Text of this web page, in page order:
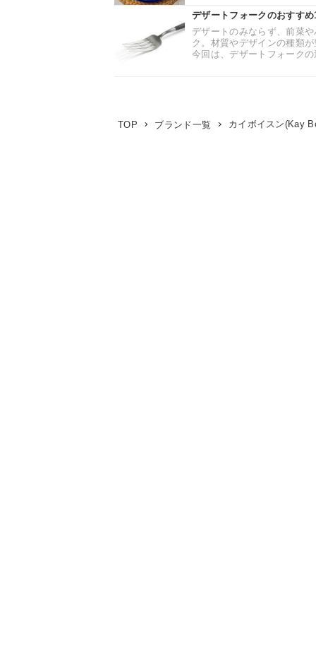
デザートフォークのおすす
デザートのみならず、前菜
ク。材質やデザインの種類
今回は、デザートフォーク
TOP ブランド一覧 カイボイスン(Kay